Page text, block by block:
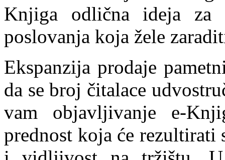
Knjiga odlična ideja za
poslovanja koja žele
Ekspanzija prodaje
da se broj čitalace
vam objavljivanje e-
prednost koja će rezultirati